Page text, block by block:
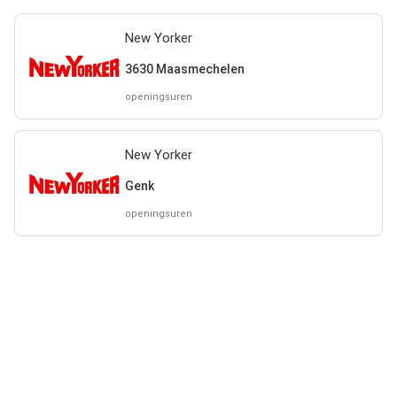
New Yorker
3630 Maasmechelen
openingsuren
New Yorker
Genk
openingsuren